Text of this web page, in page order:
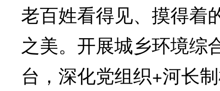
老百姓看得见、摸得着
之美。开展城乡环境综
台，深化党组织+河长